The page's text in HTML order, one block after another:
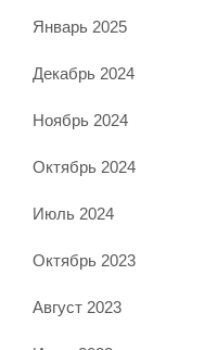
Январь 2025
Декабрь 2024
Ноябрь 2024
Октябрь 2024
Июль 2024
Октябрь 2023
Август 2023